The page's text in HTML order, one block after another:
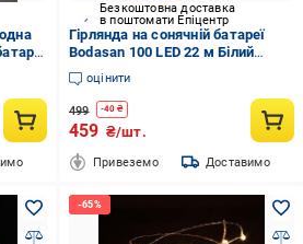
Безкоштовна доставка
в поштомати Епіцентр
Гірлянда на сонячній батареї
Bodasan 100 LED 22 м Білий
теплий (2329282574)
оцінити
499 -40 ₴
459 ₴/шт.
Привеземо Доставимо